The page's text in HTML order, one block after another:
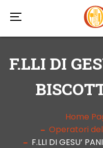
F.LLI DI
Home
Operatori
F.LLI DI GESU’